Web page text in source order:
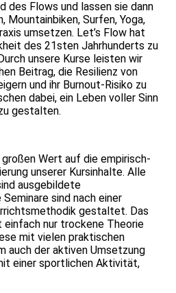
des Flows und lassen sie dann
Mountainbiken, Surfen, Yoga,
umsetzen. Let’s Flow hat
des 21sten Jahrhunderts zu
unsere Kurse leisten wir
Beitrag, die Resilienz von
und ihr Burnout-Risiko zu
dabei, ein Leben voller Sinn
gestalten.
Wert auf die empirisch-
unserer Kursinhalte. Alle
ausgebildete
sind nach einer
gestaltet. Das
nur trockene Theorie
mit vielen praktischen
auch der aktiven Umsetzung
einer sportlichen Aktivität,